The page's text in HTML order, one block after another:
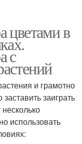
цветами в
с
и грамотно
заиграть
использовать